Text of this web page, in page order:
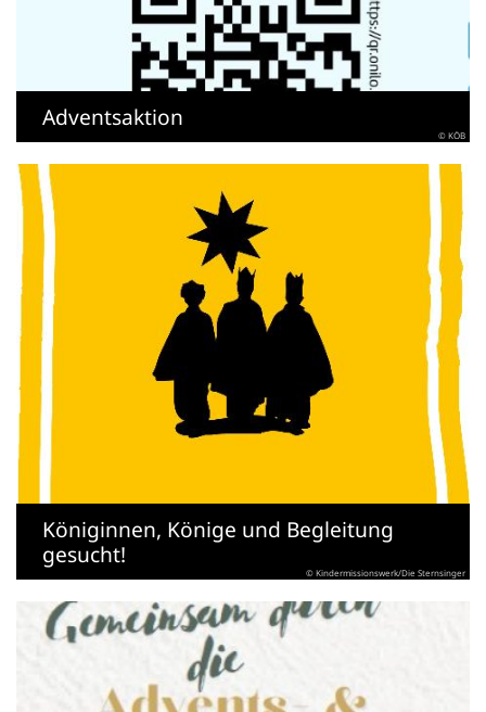
Adventsaktion
© KÖB
Königinnen, Könige und Begleitung
gesucht!
© Kindermissionswerk/Die Sternsinger